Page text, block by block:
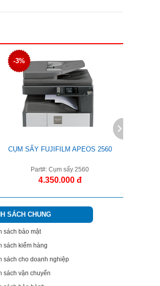
-3%
CỤM SẤY FUJIFILM APEOS 2560
Part#: Cụm sấy 2560
4.350.000 đ
SÁCH CHUNG
sách bảo mật
sách kiểm hàng
sách cho doanh nghiệp
sách vận chuyển